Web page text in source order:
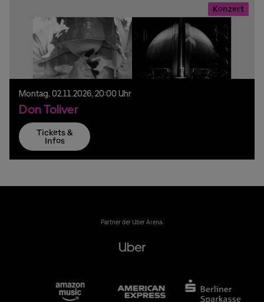
Konzert
Montag, 02.11.2026, 20:00 Uhr
Don Toliver
Tickets &
Infos
Partner der Uber Arena: